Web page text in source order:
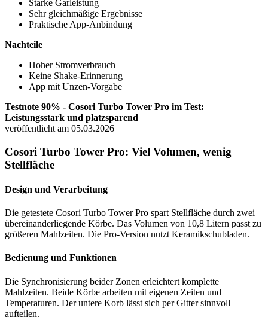
Starke Garleistung
Sehr gleichmäßige Ergebnisse
Praktische App-Anbindung
Nachteile
Hoher Stromverbrauch
Keine Shake-Erinnerung
App mit Unzen-Vorgabe
Testnote 90% - Cosori Turbo Tower Pro im Test:
Leistungsstark und platzsparend
veröffentlicht am 05.03.2026
Cosori Turbo Tower Pro: Viel Volumen, wenig
Stellfläche
Design und Verarbeitung
Die getestete Cosori Turbo Tower Pro spart Stellfläche durch zwei
übereinanderliegende Körbe. Das Volumen von 10,8 Litern passt zu
größeren Mahlzeiten. Die Pro-Version nutzt Keramikschubladen.
Bedienung und Funktionen
Die Synchronisierung beider Zonen erleichtert komplette
Mahlzeiten. Beide Körbe arbeiten mit eigenen Zeiten und
Temperaturen. Der untere Korb lässt sich per Gitter sinnvoll
aufteilen.